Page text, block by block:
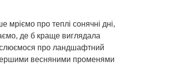
мріємо про теплі сонячні дні,
де б краще виглядала
про ландшафтний
весняними променями